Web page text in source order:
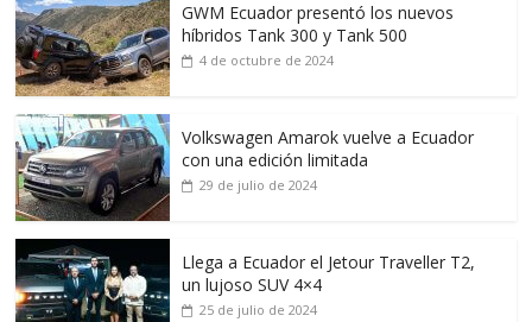
GWM Ecuador presentó los nuevos
híbridos Tank 300 y Tank 500
4 de octubre de 2024
Volkswagen Amarok vuelve a Ecuador
con una edición limitada
29 de julio de 2024
Llega a Ecuador el Jetour Traveller T2,
un lujoso SUV 4×4
25 de julio de 2024